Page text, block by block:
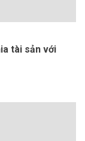
tài sản với